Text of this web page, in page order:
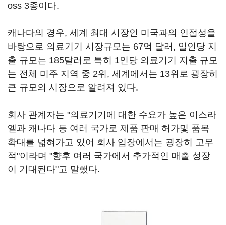
oss 3종이다.
캐나다의 경우, 세계 최대 시장인 미국과의 인접성을
바탕으로 의료기기 시장규모는 67억 달러, 일인당 지
출 규모는 185달러로 특히 1인당 의료기기 지출 규모
는 전체 미주 지역 중 2위, 세계에서는 13위로 굉장히
큰 규모의 시장으로 알려져 있다.
회사 관계자는 "의료기기에 대한 수요가 높은 이스라
엘과 캐나다 등 여러 국가로 제품 판매 허가및 품목
확대를 넓혀가고 있어 회사 입장에서는 굉장히 고무
적"이라며 "향후 여러 국가에서 추가적인 매출 성장
이 기대된다"고 말했다.